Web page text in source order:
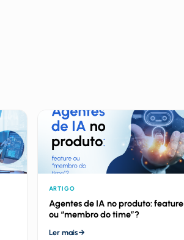
ARTIGO
Agentes de IA no produto: feature
ou “membro do time”?
Ler mais